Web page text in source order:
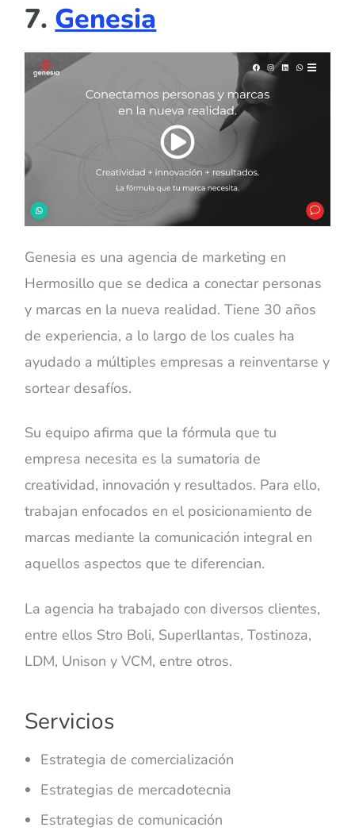
7. Genesia
Genesia es una agencia de marketing en
Hermosillo que se dedica a conectar personas
y marcas en la nueva realidad. Tiene 30 años
de experiencia, a lo largo de los cuales ha
ayudado a múltiples empresas a reinventarse y
sortear desafíos.
Su equipo afirma que la fórmula que tu
empresa necesita es la sumatoria de
creatividad, innovación y resultados. Para ello,
trabajan enfocados en el posicionamiento de
marcas mediante la comunicación integral en
aquellos aspectos que te diferencian.
La agencia ha trabajado con diversos clientes,
entre ellos Stro Boli, Superllantas, Tostinoza,
LDM, Unison y VCM, entre otros.
Servicios
Estrategia de comercialización
Estrategias de mercadotecnia
Estrategias de comunicación